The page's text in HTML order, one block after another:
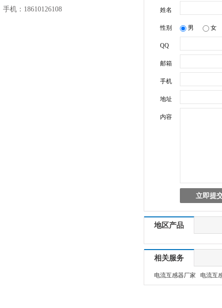
手机：18610126108 姓名
性别 男 女
QQ
邮箱
手机
地址
内容
地区产品
相关服务
电流互感器厂家 电流互